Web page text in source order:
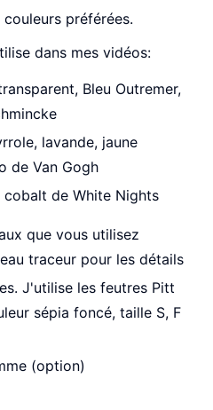
préférées.
dans mes vidéos:
Bleu Outremer,
lavande, jaune
de Van Gogh
de White Nights
que vous utilisez
traceur pour les détails
J'utilise les feutres Pitt
sépia foncé, taille S, F
(option)